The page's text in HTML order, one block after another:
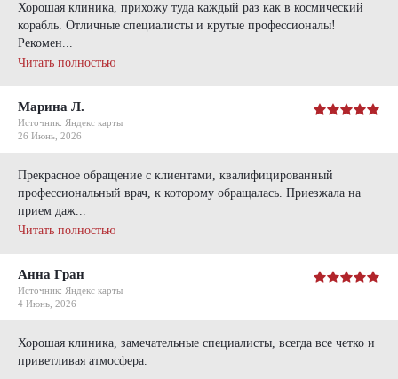
Хорошая клиника, прихожу туда каждый раз как в космический
корабль. Отличные специалисты и крутые профессионалы!
Рекомен...
Читать полностью
Марина Л.
Источник: Яндекс карты
26 Июнь, 2026
Прекрасное обращение с клиентами, квалифицированный
профессиональный врач, к которому обращалась. Приезжала на
прием даж...
Читать полностью
Анна Гран
Источник: Яндекс карты
4 Июнь, 2026
Хорошая клиника, замечательные специалисты, всегда все четко и
приветливая атмосфера.